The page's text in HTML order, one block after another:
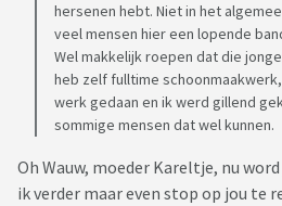
hersenen hebt. Niet in het
veel mensen hier een lopende
Wel makkelijk roepen dat die
heb zelf fulltime
werk gedaan en ik werd gillend
sommige mensen dat wel kunnen.
Oh Wauw, moeder Kareltje, nu
ik verder maar even stop op jou te